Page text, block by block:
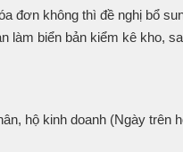
đơn không thì đề nghị bổ
làm biển bản kiểm kê kho,
hộ kinh doanh (Ngày